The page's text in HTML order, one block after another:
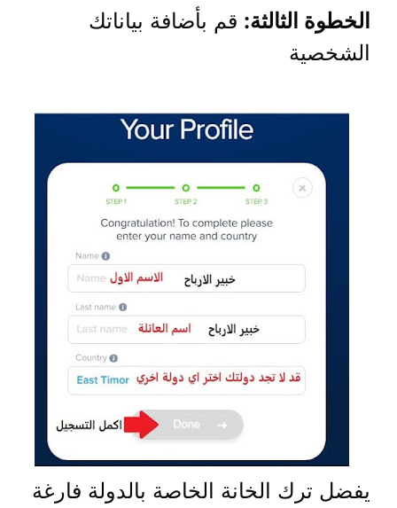
الخطوة الثالثة:قم بأضافة بياناتك
الشخصية
يفضل ترك الخانة الخاصة بالدولة فارغة